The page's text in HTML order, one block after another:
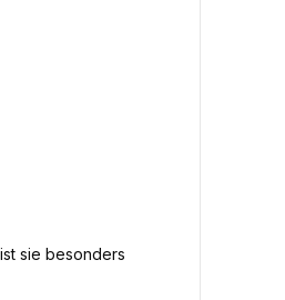
sie besonders